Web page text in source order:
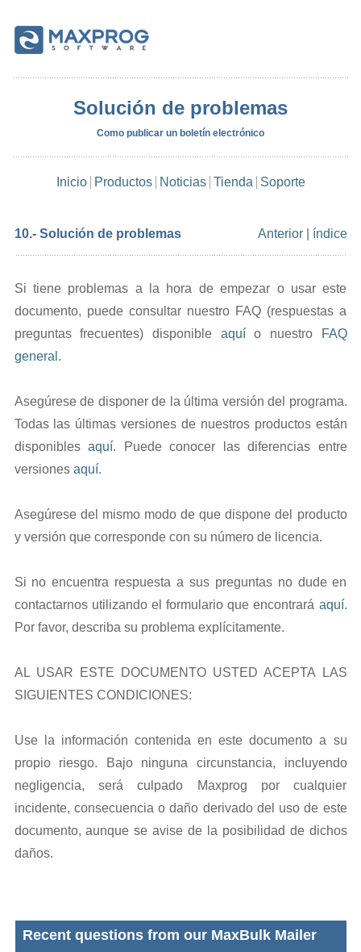
Solución de problemas
Como publicar un boletín electrónico
Inicio Productos Noticias Tienda Soporte
10.- Solución de problemas Anterior| índice
Si tiene problemas a la hora de empezar o usar este
documento, puede consultar nuestro FAQ (respuestas a
preguntas frecuentes) disponible aquío nuestro
FAQ
general .
Asegúrese de disponer de la última versión del programa.
Todas las últimas versiones de nuestros productos están
disponibles aquí. Puede conocer las diferencias entre
versiones aquí.
Asegúrese del mismo modo de que dispone del producto
y versión que corresponde con su número de licencia.
Si no encuentra respuesta a sus preguntas no dude en
contactarnos utilizando el formulario que encontrará aquí.
Por favor, describa su problema explícitamente.
AL USAR ESTE DOCUMENTO USTED ACEPTA LAS
SIGUIENTES CONDICIONES:
Use la información contenida en este documento a su
propio riesgo. Bajo ninguna circunstancia, incluyendo
negligencia, será culpado Maxprog por cualquier
incidente, consecuencia o daño derivado del uso de este
documento, aunque se avise de la posibilidad de dichos
daños.
Recent questions from our MaxBulk Mailer